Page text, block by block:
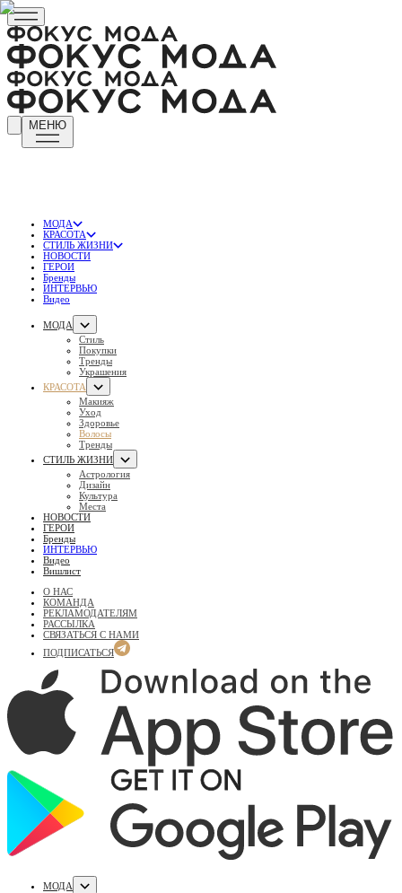
МЕНЮ
МОДА
КРАСОТА
СТИЛЬ ЖИЗНИ
НОВОСТИ
ГЕРОИ
Бренды
ИНТЕРВЬЮ
Видео
МОДА
Стиль
Покупки
Тренды
Украшения
КРАСОТА
Макияж
Уход
Здоровье
Волосы
Тренды
СТИЛЬ ЖИЗНИ
Астрология
Дизайн
Культура
Места
НОВОСТИ
ГЕРОИ
Бренды
ИНТЕРВЬЮ
Видео
Вишлист
О НАС
КОМАНДА
РЕКЛАМОДАТЕЛЯМ
РАССЫЛКА
СВЯЗАТЬСЯ С НАМИ
ПОДПИСАТЬСЯ
МОДА